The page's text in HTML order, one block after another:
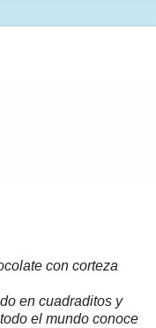
con corteza
en cuadraditos y
el mundo conoce